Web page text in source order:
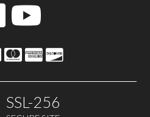
SSL-256